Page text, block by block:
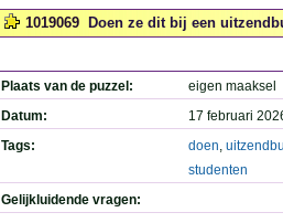
1019069 Doen ze dit bij een
Plaats van de puzzel:
eigen maaksel
Datum:
17 februari
Tags:
doen,
studenten
Gelijkluidende vragen: